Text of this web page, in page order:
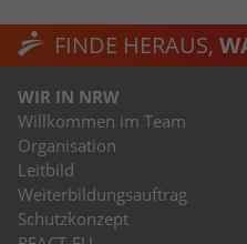
FINDE HERAUS,
WIR IN NRW
Willkommen im Team
Organisation
Leitbild
Weiterbildungsauftrag
Schutzkonzept